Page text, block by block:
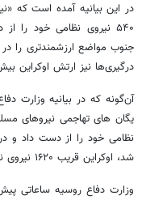
در این بیانیه آمده است که
۵۴۰ نیروی نظامی خود
درگیری‌ها نیز ارتش اوکراین بیش از ۱۹۷۰ پرسنل نظامی و ۱۱ تانک
شد، اوکراین قریب ۱۶۲۰ نیروی نظامی و ۶ تانک از دست داد.
وزارت دفاع روسیه ساعاتی